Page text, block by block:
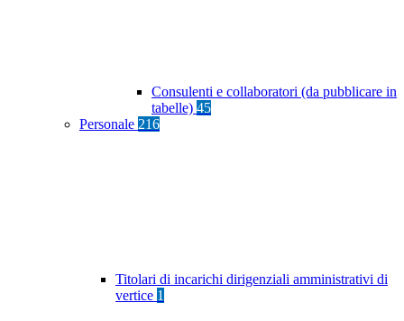
Consulenti e collaboratori (da pubblicare in
tabelle) 45
Personale 216
Titolari di incarichi dirigenziali amministrativi di
vertice 1